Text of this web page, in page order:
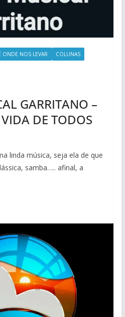
ONDE NOS LEVAR
COLUNAS
GARRITANO –
DE TODOS
linda música, seja ela de que
samba….. afinal, a